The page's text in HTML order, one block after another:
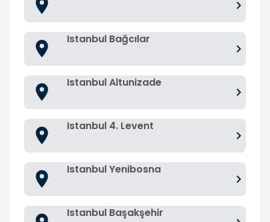
Istanbul Bağcılar
Istanbul Altunizade
Istanbul 4. Levent
Istanbul Yenibosna
Istanbul Başakşehir